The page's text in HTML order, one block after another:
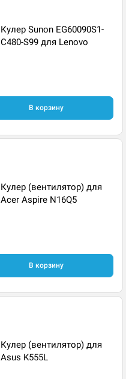
Кулер Sunon EG60090S1-
C480-S99 для Lenovo
В корзину
Кулер (вентилятор) для
Acer Aspire N16Q5
В корзину
Кулер (вентилятор) для
Asus K555L